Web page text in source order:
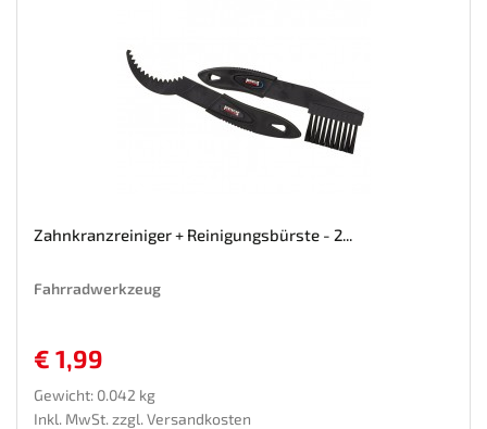
Zahnkranzreiniger + Reinigungsbürste - 2...
Fahrradwerkzeug
€ 1,99
Gewicht: 0.042 kg
Inkl. MwSt. zzgl. Versandkosten